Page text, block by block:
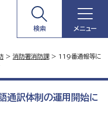
検索 メニュー
> 消防署消防課> 119番通報等に
通訳体制の運用開始に